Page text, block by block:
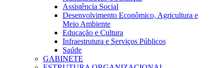
Assistência Social
Desenvolvimento Econômico, Agricultura e
Meio Ambiente
Educação e Cultura
Infraestrutura e Serviços Públicos
Saúde
GABINETE